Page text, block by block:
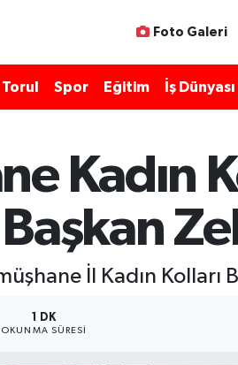
Foto Galeri
Torul Spor Eğitim İş Dünyası
Kadın
İl Kadın Kolları
1 DK
OKUNMA SÜRESI